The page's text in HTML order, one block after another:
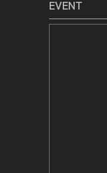
EVENT